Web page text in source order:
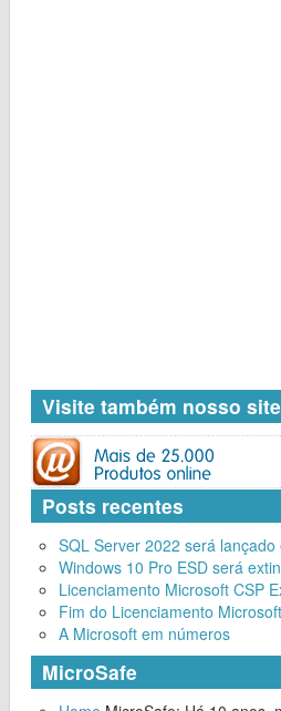
Visite também nosso
Posts recentes
SQL Server 2022 será
Windows 10 Pro ESD será
Licenciamento Microsoft CSP
Fim do Licenciamento
A Microsoft em números
MicroSafe